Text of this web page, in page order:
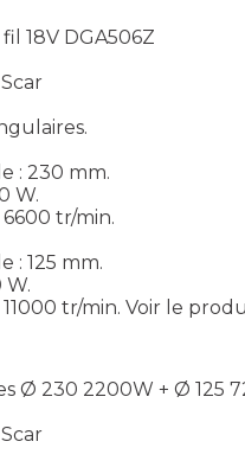
18V DGA506Z
: 230 mm.
W.
6600 tr/min.
: 125 mm.
W.
tr/min. Voir le
Ø 230 2200W + Ø 125